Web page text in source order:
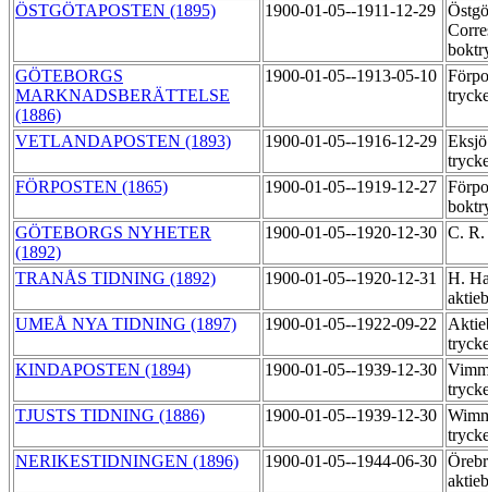
ÖSTGÖTAPOSTEN (1895)
1900-01-05--1911-12-29
GÖTEBORGS
MARKNADSBERÄTTELSE
(1886)
1900-01-05--1913-05-10
VETLANDAPOSTEN (1893) 1900-01-05--1916-12-29 Eksjö
FÖRPOSTEN (1865)
1900-01-05--1919-12-27
GÖTEBORGS NYHETER
(1892)
1900-01-05--1920-12-30 C.
TRANÅS TIDNING (1892) 1900-01-05--1920-12-31
H.
UMEÅ NYA TIDNING (1897)
1900-01-05--1922-09-22
KINDAPOSTEN (1894)
1900-01-05--1939-12-30
TJUSTS TIDNING (1886)
1900-01-05--1939-12-30
NERIKESTIDNINGEN (1896)
1900-01-05--1944-06-30